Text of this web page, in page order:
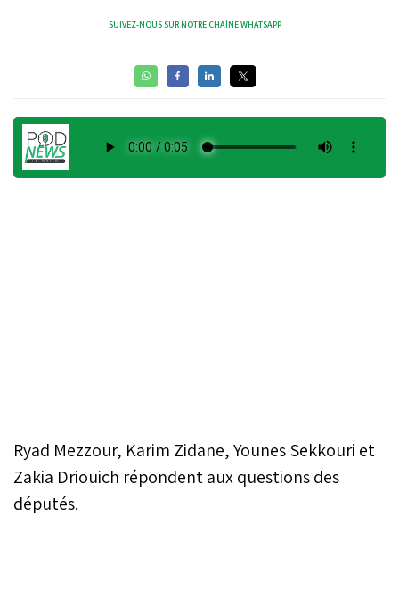
SUIVEZ-NOUS SUR NOTRE CHAÎNE WHATSAPP
Ryad Mezzour, Karim Zidane, Younes Sekkouri et
Zakia Driouich répondent aux questions des
députés.